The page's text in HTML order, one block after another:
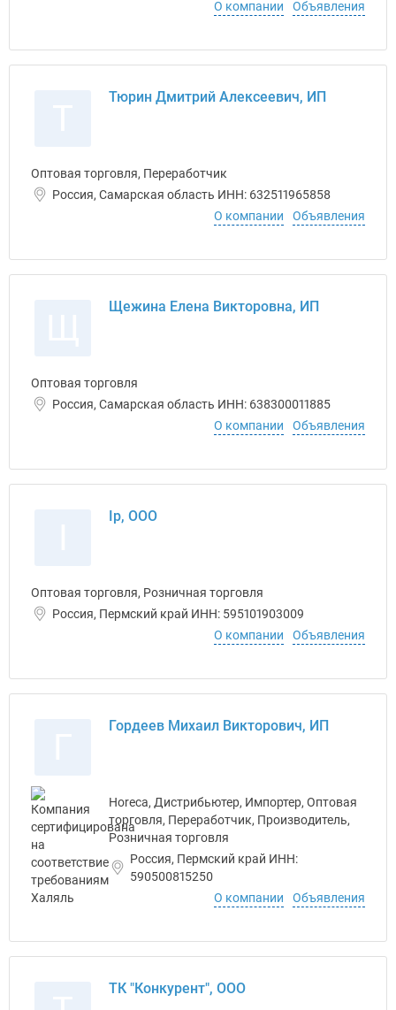
О компании Объявления
Тюрин Дмитрий Алексеевич, ИП
Оптовая торговля, Переработчик
Россия, Самарская область ИНН: 632511965858
О компании
Объявления
Щежина Елена Викторовна, ИП
Оптовая торговля
Россия, Самарская область ИНН: 638300011885
О компании
Объявления
Ip, ООО
Оптовая торговля, Розничная торговля
Россия, Пермский край ИНН: 595101903009
О компании
Объявления
Гордеев Михаил Викторович, ИП
Horeca, Дистрибьютер, Импортер, Оптовая
торговля, Переработчик, Производитель,
Розничная торговля
Россия, Пермский край ИНН:
590500815250
О компании
Объявления
ТК "Конкурент", ООО